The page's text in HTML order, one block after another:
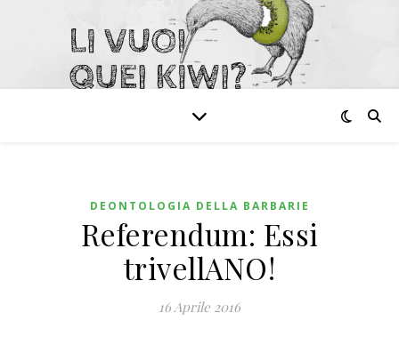
DEONTOLOGIA DELLA BARBARIE
Referendum: Essi
trivellANO!
16 Aprile 2016